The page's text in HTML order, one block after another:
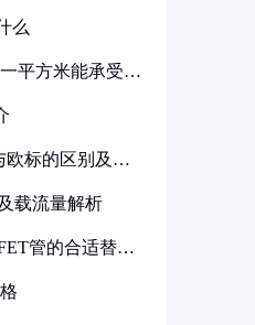
么
平方米能承受多
欧标的区别及其
载流量解析
管的合适替代